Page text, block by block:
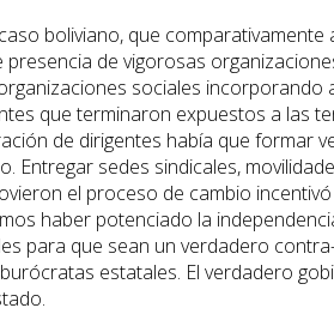
boliviano, que
presencia de vigorosas
sociales incorporando
que terminaron expuestos a las
de dirigentes había que formar
Entregar sedes sindicales,
el proceso de cambio
haber potenciado la
para que sean un verdadero
estatales. El verdadero